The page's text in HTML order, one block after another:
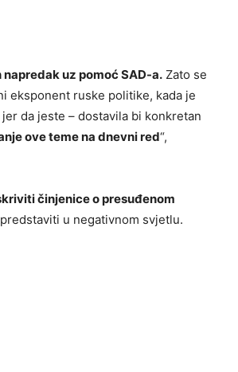
uz pomoć SAD-a. Zato se
eksponent ruske politike, kada je
da jeste – dostavila bi konkretan
ove teme na dnevni red“,
činjenice o presuđenom
u negativnom svjetlu.